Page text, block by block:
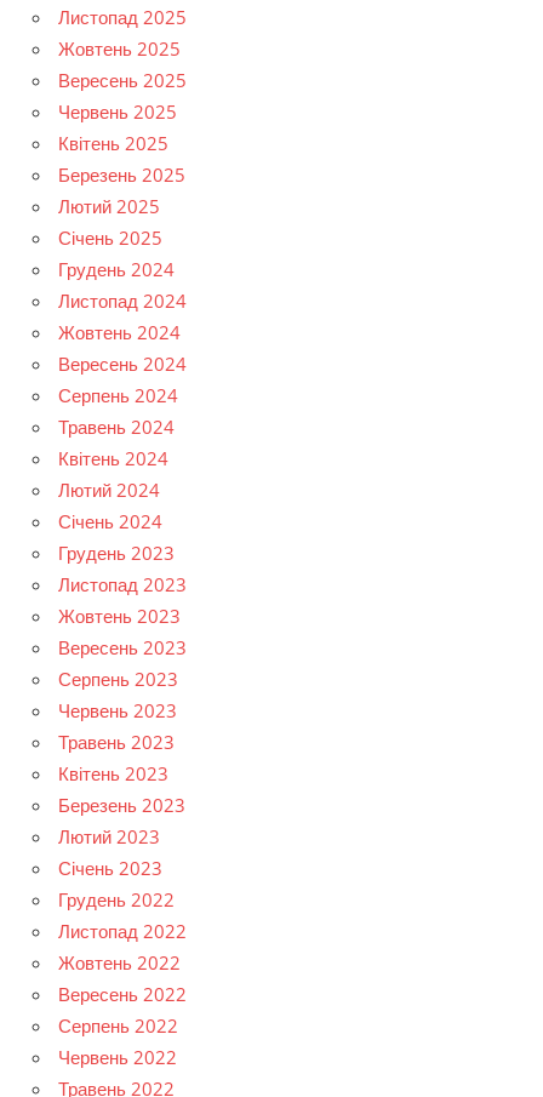
Листопад 2025
Жовтень 2025
Вересень 2025
Червень 2025
Квітень 2025
Березень 2025
Лютий 2025
Січень 2025
Грудень 2024
Листопад 2024
Жовтень 2024
Вересень 2024
Серпень 2024
Травень 2024
Квітень 2024
Лютий 2024
Січень 2024
Грудень 2023
Листопад 2023
Жовтень 2023
Вересень 2023
Серпень 2023
Червень 2023
Травень 2023
Квітень 2023
Березень 2023
Лютий 2023
Січень 2023
Грудень 2022
Листопад 2022
Жовтень 2022
Вересень 2022
Серпень 2022
Червень 2022
Травень 2022